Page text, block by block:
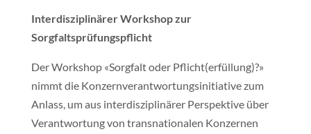
Interdisziplinärer Workshop zur
Sorgfaltsprüfungspflicht
Der Workshop «Sorgfalt oder Pflicht(erfüllung)?»
nimmt die Konzernverantwortungsinitiative zum
Anlass, um aus interdisziplinärer Perspektive über
Verantwortung von transnationalen Konzernen